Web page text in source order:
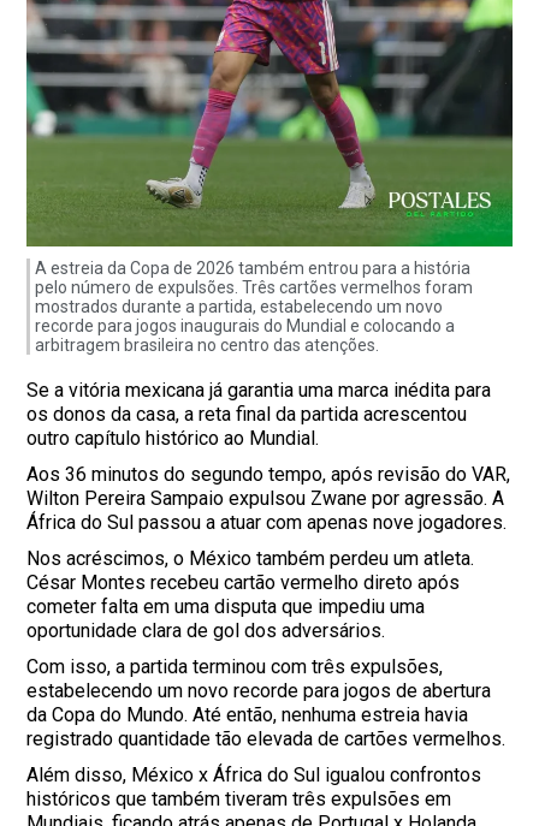
A estreia da Copa de 2026 também entrou para a história
pelo número de expulsões. Três cartões vermelhos foram
mostrados durante a partida, estabelecendo um novo
recorde para jogos inaugurais do Mundial e colocando a
arbitragem brasileira no centro das atenções.
Se a vitória mexicana já garantia uma marca inédita para
os donos da casa, a reta final da partida acrescentou
outro capítulo histórico ao Mundial.
Aos 36 minutos do segundo tempo, após revisão do VAR,
Wilton Pereira Sampaio expulsou Zwane por agressão. A
África do Sul passou a atuar com apenas nove jogadores.
Nos acréscimos, o México também perdeu um atleta.
César Montes recebeu cartão vermelho direto após
cometer falta em uma disputa que impediu uma
oportunidade clara de gol dos adversários.
Com isso, a partida terminou com três expulsões,
estabelecendo um novo recorde para jogos de abertura
da Copa do Mundo. Até então, nenhuma estreia havia
registrado quantidade tão elevada de cartões vermelhos.
Além disso, México x África do Sul igualou confrontos
históricos que também tiveram três expulsões em